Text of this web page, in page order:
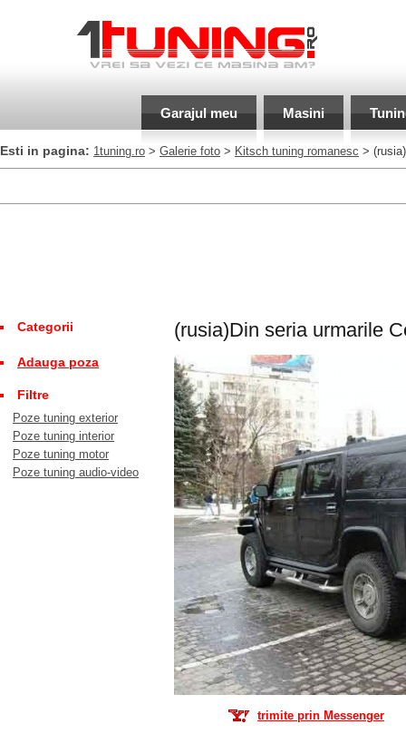
Garajul meu Masini
Esti in pagina: 1tuning.ro > Galerie foto > Kitsch tuning romanesc >
Categorii
Adauga poza
Filtre
Poze tuning exterior
Poze tuning interior
Poze tuning motor
Poze tuning audio-video
(rusia)Din seria urmarile
trimite prin Messenger